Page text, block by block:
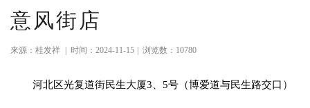
意风街店
来源：桂发祥 时间：2024-11-15 浏览数：10780
河北区光复道街民生大厦3、5号（博爱道与民生路交口 ）